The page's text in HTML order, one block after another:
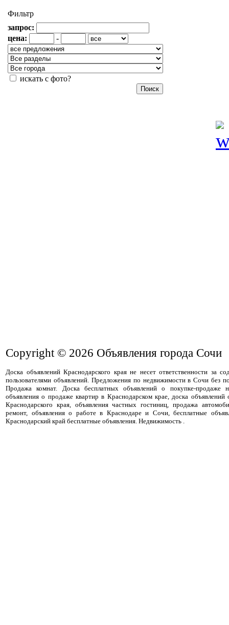
Фильтр
запрос:
цена:
-
искать с фото?
Copyright © 2026 Объявления города Сочи
Доска объявлений Краснодарского края не несет ответственности за
пользователями объявлений. Предложения по недвижимости в Сочи без
Продажа комнат. Доска бесплатных объявлений о покупке-продаже
объявления о продаже квартир в Краснодарском крае, доска
Краснодарского края, объявления частных гостиниц, продажа
ремонт, объявления о работе в Краснодаре и Сочи, бесплатные
Краснодарский край бесплатные объявления. Недвижимость .